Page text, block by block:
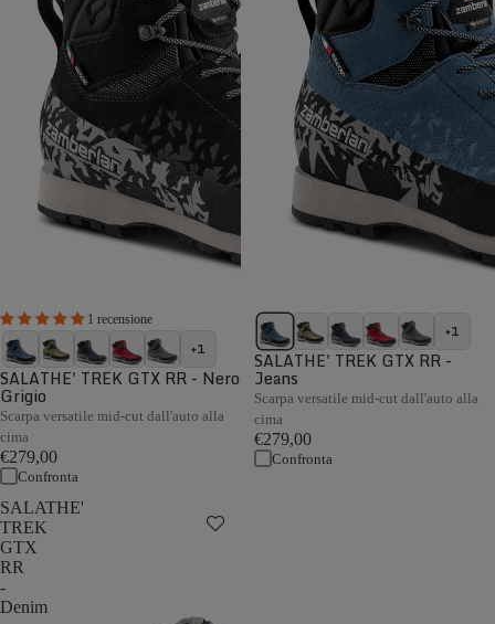
1 recensione
+1
SALATHE' TREK GTX RR - Nero
Grigio
Scarpa versatile mid-cut dall'auto alla
cima
€279,00
Confronta
+1
SALATHE' TREK GTX RR -
Jeans
Scarpa versatile mid-cut dall'auto alla
cima
€279,00
Confronta
SALATHE'
TREK
GTX
RR
-
Denim